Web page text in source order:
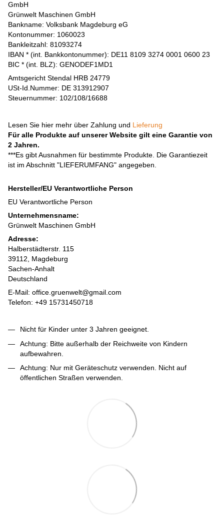
GmbH
Grünwelt Maschinen GmbH
Bankname: Volksbank Magdeburg eG
Kontonummer: 1060023
Bankleitzahl: 81093274
IBAN * (int. Bankkontonummer): DE11 8109 3274 0001 0600 23
BIC * (int. BLZ): GENODEF1MD1
Amtsgericht Stendal HRB 24779
USt-Id.Nummer: DE 313912907
Steuernummer: 102/108/16688
Lesen Sie hier mehr über Zahlung und Lieferung
Für alle Produkte auf unserer Website gilt eine Garantie von
2 Jahren.
***Es gibt Ausnahmen für bestimmte Produkte. Die Garantiezeit
ist im Abschnitt "LIEFERUMFANG" angegeben.
Hersteller/EU Verantwortliche Person
EU Verantwortliche Person
Unternehmensname:
Grünwelt Maschinen GmbH
Adresse:
Halberstädterstr. 115
39112, Magdeburg
Sachen-Anhalt
Deutschland
E-Mail: office.gruenwelt@gmail.com
Telefon: +49 15731450718
Nicht für Kinder unter 3 Jahren geeignet.
Achtung: Bitte außerhalb der Reichweite von Kindern
aufbewahren.
Achtung: Nur mit Geräteschutz verwenden. Nicht auf
öffentlichen Straßen verwenden.